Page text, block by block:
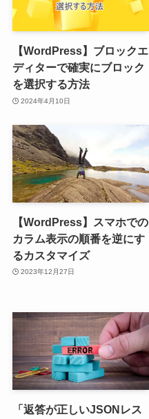
【WordPress】ブロックエ
ディターで確実にブロック
を選択する方法
2024年4月10日
【WordPress】スマホでの
カラム表示の順番を逆にす
るカスタマイズ
2023年12月27日
「返答が正しいJSONレス